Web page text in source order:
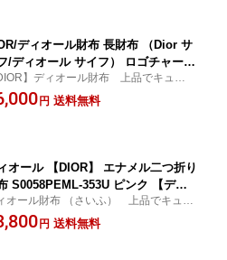
ディオール財布 長財布 （Dior サ
/ディオール サイフ） ロゴチャーム
カナージュ パテントレザーファス
長財布 S0047PVDM 900U 【Christi
】ディオール財布 上品でキュート
財布♪★新作人気モデル★ 【Dior サイ
ィオール サイフ】
円 送料無料
オール 【DIOR】 エナメル二つ折り
S0058PEML-353U ピンク 【ディ
ル財布 サイフ】【新作人気モデ
【Christioan Dior/クリスチャン・
オール財布 （さいふ） 上品でキュー
ピンクカラー♪ 【クリスチャン・ディ
ル Christioan Dior】★新作人気モデ
円 送料無料